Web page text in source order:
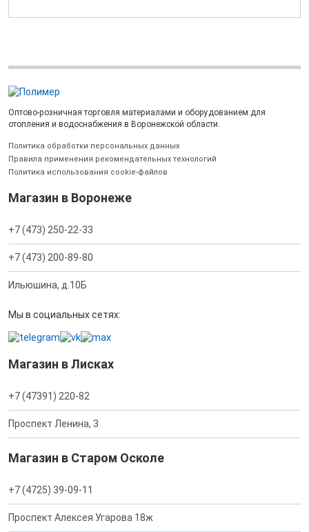
Оптово-розничная торговля материалами и оборудованием для
отопления и водоснабжения в Воронежской области.
Политика обработки персональных данных
Правила применения рекомендательных технологий
Политика использования cookie-файлов
Магазин в Воронеже
+7 (473) 250-22-33
+7 (473) 200-89-80
Ильюшина, д.10Б
Мы в социальных сетях:
Магазин в Лисках
+7 (47391) 220-82
Проспект Ленина, 3
Магазин в Старом Осколе
+7 (4725) 39-09-11
Проспект Алексея Угарова 18ж